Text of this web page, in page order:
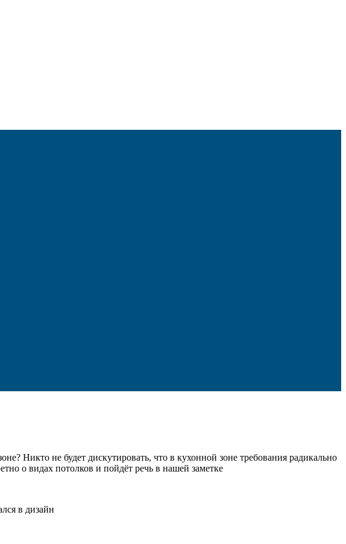
Никто не будет дискутировать, что в кухонной зоне требования радикально
о видах потолков и пойдёт речь в нашей заметке
в дизайн